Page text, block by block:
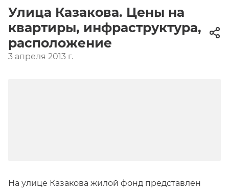
Улица Казакова. Цены на
квартиры, инфраструктура,
расположение
3 апреля 2013 г.
На улице Казакова жилой фонд представлен